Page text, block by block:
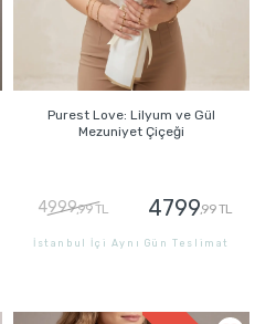
Purest Love: Lilyum ve Gül
Mezuniyet Çiçeği
4999,99 TL 4799,99 TL
İstanbul İçi Aynı Gün Teslimat